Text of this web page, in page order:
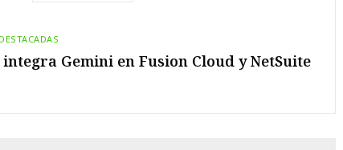
Gemini en Fusion Cloud y NetSuite